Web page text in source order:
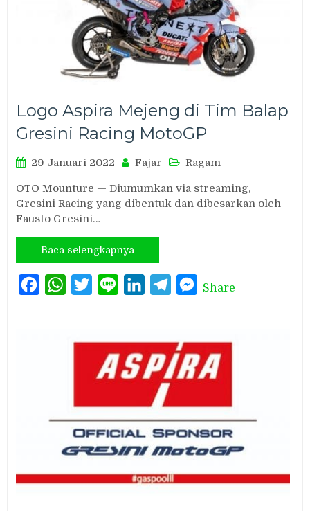
Logo Aspira Mejeng di Tim Balap
Gresini Racing MotoGP
29 Januari 2022 Fajar Ragam
OTO Mounture — Diumumkan via streaming,
Gresini Racing yang dibentuk dan dibesarkan oleh
Fausto Gresini…
Baca selengkapnya
FacebookWhatsAppTwitterLine LinkedInTelegramMessenger
Share